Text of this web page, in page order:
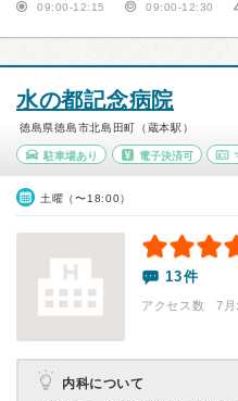
09:00-12:15 09:00-12:30
水の都記念病院
徳島県徳島市北島田町（蔵本駅）
駐車場あり 電子決済可
土曜（〜18:00）
13件
アクセス数 7月:
内科について